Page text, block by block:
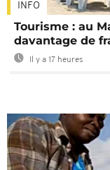
INFO
Tourisme : au
davantage de
Il y a 17 heures